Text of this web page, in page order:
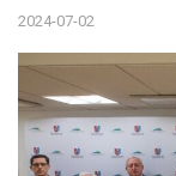
2024-07-02